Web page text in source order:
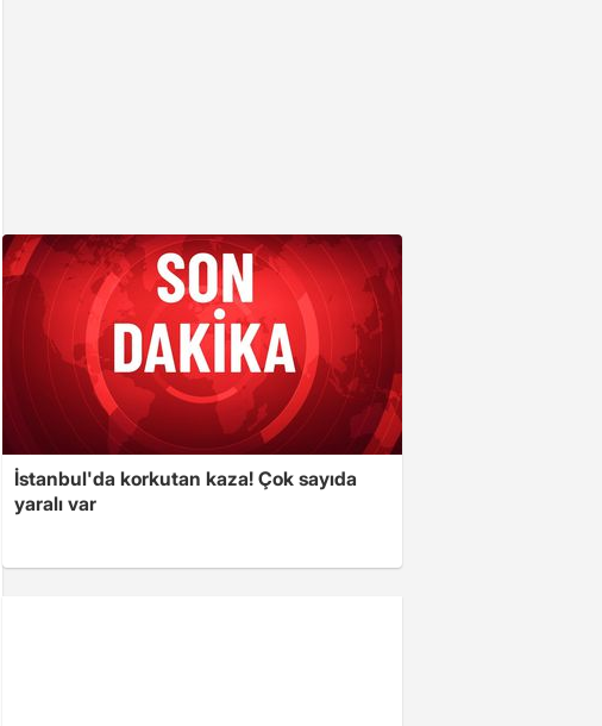
İstanbul'da korkutan kaza! Çok sayıda
yaralı var